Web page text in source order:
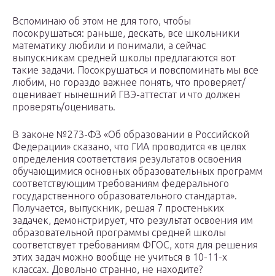
Вспоминаю об этом не для того, чтобы
посокрушаться: раньше, дескать, все школьники
математику любили и понимали, а сейчас
выпускникам средней школы предлагаются вот
такие задачи. Посокрушаться и повспоминать мы все
любим, но гораздо важнее понять, что проверяет/
оценивает нынешний ГВЭ-аттестат и что должен
проверять/оценивать.
В законе №273-ФЗ «Об образовании в Российской
Федерации» сказано, что ГИА проводится «в целях
определения соответствия результатов освоения
обучающимися основных образовательных программ
соответствующим требованиям федерального
государственного образовательного стандарта».
Получается, выпускник, решая 7 простеньких
задачек, демонстрирует, что результат освоения им
образовательной программы средней школы
соответствует требованиям ФГОС, хотя для решения
этих задач можно вообще не учиться в 10-11-х
классах. Довольно странно, не находите?